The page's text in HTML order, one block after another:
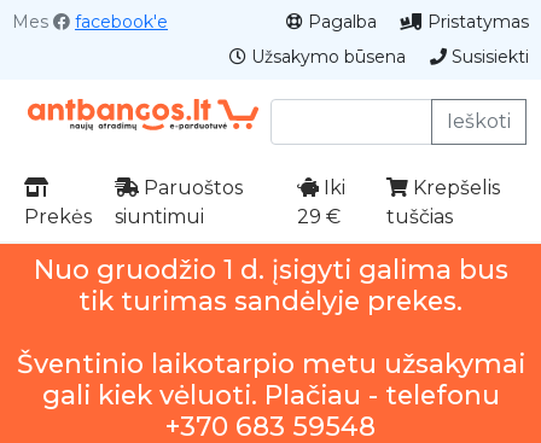
Mes facebook'e Pagalba
Pristatymas
Užsakymo būsena
Susisiekti
Ieškoti
Prekės
Paruoštos
siuntimui
Iki
29 €
Krepšelis
tuščias
Nuo gruodžio 1 d. įsigyti galima bus
tik turimas sandėlyje prekes.
Šventinio laikotarpio metu užsakymai
gali kiek vėluoti. Plačiau - telefonu
+370 683 59548